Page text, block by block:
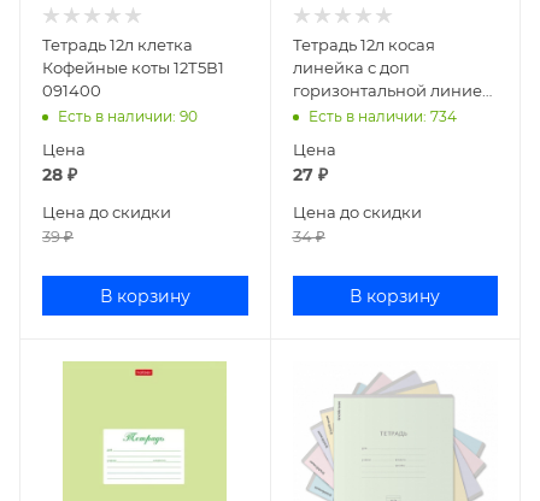
Тетрадь 12л клетка
Кофейные коты 12Т5В1
091400
Есть в наличии: 90
Цена
28 ₽
Цена до скидки
39₽
В корзину
Тетрадь 12л косая
линейка с доп
горизонтальной линией
Пастель Голубая
Есть в наличии: 734
Цена
27₽
Цена до скидки
34₽
В корзину